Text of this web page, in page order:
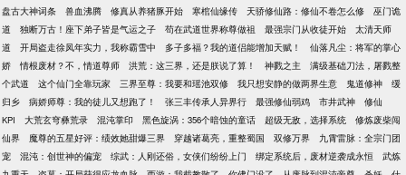
盘古大神词条
兽血沸腾 修真从养猪豚开始 寒棺仙缘传 天骄修仙路：修仙不卷怎么修
巫门诡
道
独断万古！座下弟子皆是气运之子 苟在武道世界称尊做祖 最强宗门从收徒开始
太清天师
道
开局盗走徐凤年实力，我称霸雪中 多子多福？我的道侣能增加天赋！
仙落凡尘：将军的掌心
娇
情根废材？不，情道尊师 洪荒：这三界，还是朕说了算！ 神戮之主
满级基础刀法，屠戮整
个武道
这个仙门全靠玩家 三界至尊：我要和瑶池双修 我只想安静的做两界生意 鬼道修神
缓
归乡
病娇师尊：我的徒儿又想跑了！ 张三丰传承人异界行 最强修仙弱鸡 市井武神
修仙
KPI
大荒玄穹彝荒录 混沌掌印 黑色旋涡：356个暗蚀的童话 超级无敌，选择系统
修炼废柴闯
仙界
魔尊的五星好评：绩效她甜爆三界 穿越诸葛亮，重整蜀国 双修万界
九霄雷脉：全宗门团
宠
混沌：创世神的偏宠 综武：人刚还俗，女侠们纷纷上门 绑定系统后，废材逆袭成永恒
武炼